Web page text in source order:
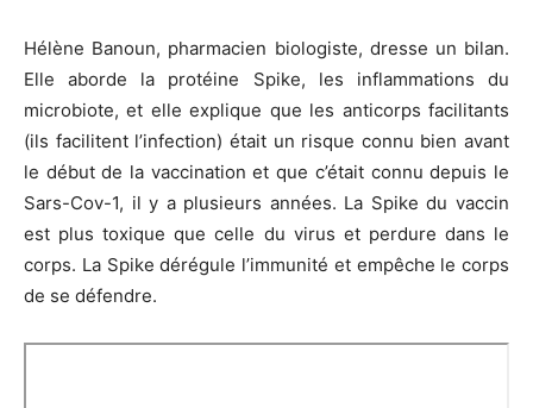
Hélène Banoun, pharmacien biologiste, dresse un bilan.
Elle aborde la protéine Spike, les inflammations du
microbiote, et elle explique que les anticorps facilitants
(ils facilitent l’infection) était un risque connu bien avant
le début de la vaccination et que c’était connu depuis le
Sars-Cov-1, il y a plusieurs années. La Spike du vaccin
est plus toxique que celle du virus et perdure dans le
corps. La Spike dérégule l’immunité et empêche le corps
de se défendre.